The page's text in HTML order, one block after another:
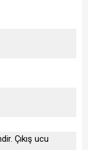
Çıkış ucu